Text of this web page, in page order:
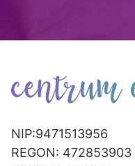
NIP:9471513956
REGON: 472853903